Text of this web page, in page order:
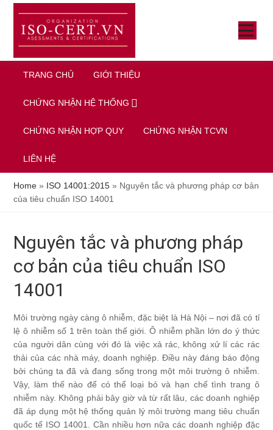
content
primary
sidebar
footer
SHOW
MENU
TRANG CHỦ GIỚI THIỆU
CHỨNG NHẬN HỆ THỐNG
CHỨNG NHẬN HỢP QUY CHỨNG NHẬN TCVN
LIÊN HỆ
Home » ISO 14001:2015 » Nguyên tắc và phương pháp cơ bản
của tiêu chuẩn ISO 14001
Nguyên tắc và phương pháp
cơ bản của tiêu chuẩn ISO
14001
Môi trường ngày càng ô nhiễm, đặc biệt là Hà Nội – nơi đã có tỉ
lệ ô nhiễm số 1 trên toàn thế giới. Ô nhiễm phần lớn do ý thức
của người dân cùng với đó là việc xả rác, không xử lí các rác
thải của các nhà máy, doanh nghiệp. Điều này đáng báo động
bởi chúng ta đã và đang sống trong một môi trường ô nhiễm.
Vậy, làm thế nào để có thể loại bỏ và hạn chế tình trang ô
nhiễm này. Không phải bây giờ và từ rất lâu, các doanh nghiệp
đã áp dụng một hệ thống quản lý môi trường mang tiêu chuẩn
quốc tế ISO 14001
. Cần nhiều hơn nữa các doanh nghiệp đặc